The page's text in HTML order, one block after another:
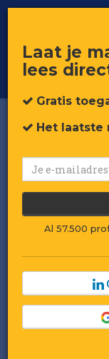
Voor professionals
Laat je
lees
Gratis
Het laatste
Al 57.500